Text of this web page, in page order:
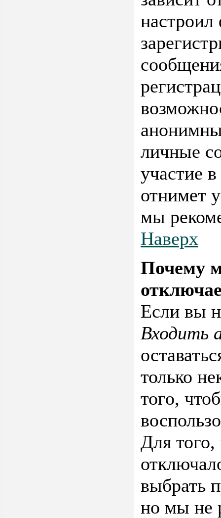
личные
участие
отнимет
мы
Наверх
Почему
Если вы
Входить
только
того,
Для того,
выбрать
но мы не